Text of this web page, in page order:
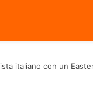
italiano con un